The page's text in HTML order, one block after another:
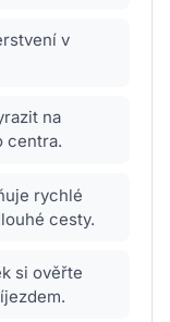
v
na
centra.
rychlé
cesty.
si ověřte